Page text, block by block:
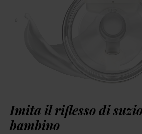
Imita il riflesso di
bambino